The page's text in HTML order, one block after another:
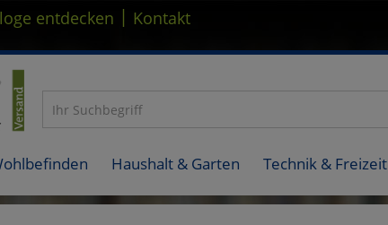
entdecken | Kontakt
Haushalt & Garten Technik & Freizeit